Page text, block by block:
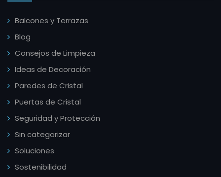
Balcones y Terrazas
Blog
Consejos de Limpieza
Ideas de Decoración
Paredes de Cristal
Puertas de Cristal
Seguridad y Protección
Sin categorizar
Soluciones
Sostenibilidad